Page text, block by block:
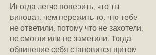
Иногда легче поверить, что ты
виноват, чем пережить то, что тебе
не ответили, потому что не захотели,
не смогли или не заметили. Тогда
обвинение себя становится щитом